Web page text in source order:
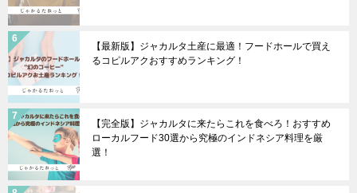
【最新版】ジャカルタ土産に最適！フードホールで買え
るコピルアクおすすめランキング！
【完全版】ジャカルタに来たらこれを食べろ！おすすめ
ローカルフード30選から究極のインドネシア料理を厳
選！